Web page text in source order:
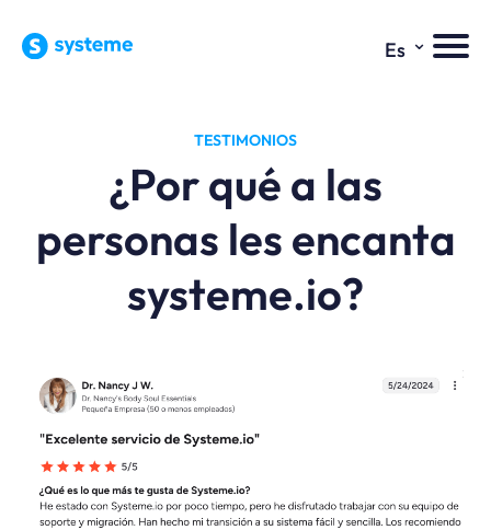
Es ⌄
TESTIMONIOS
¿Por qué a las
personas les encanta
systeme.io?